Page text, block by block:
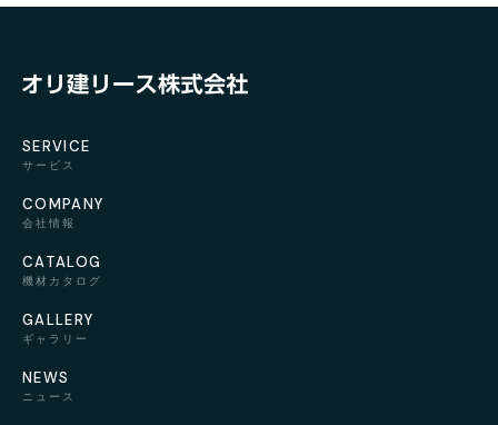
SERVICE
サービス
COMPANY
会社情報
CATALOG
機材カタログ
GALLERY
ギャラリー
NEWS
ニュース